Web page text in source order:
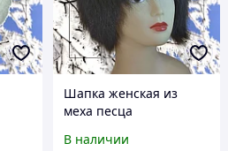
Шапка женская из
меха песца
В наличии